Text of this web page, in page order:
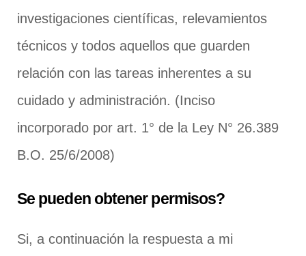
investigaciones científicas, relevamientos
técnicos y todos aquellos que guarden
relación con las tareas inherentes a su
cuidado y administración. (Inciso
incorporado por art. 1° de la Ley N° 26.389
B.O. 25/6/2008)
Se pueden obtener permisos?
Si, a continuación la respuesta a mi